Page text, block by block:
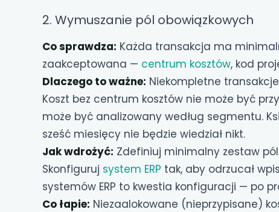
2. Wymuszanie pól obowiązkowych
Co sprawdza: Każda transakcja ma
zaakceptowana — centrum kosztów, kod
Dlaczego to ważne: Niekompletne
Koszt bez centrum kosztów nie może być
może być analizowany według segmentu.
sześć miesięcy nie będzie wiedział nikt.
Jak wdrożyć: Zdefiniuj minimalny zestaw
Skonfiguruj system ERP tak, aby odrzucał
systemów ERP to kwestia konfiguracji — po
Co łapie: Niezaalokowane (nieprzypisane)